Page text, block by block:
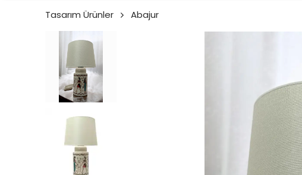
Tasarım Ürünler Abajur